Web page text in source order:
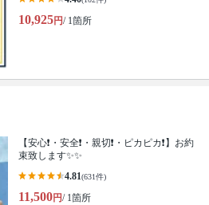
10,925円/ 1箇所
【安心❗️・安全❗️・親切❗️・ピカピカ❗️】お約
束致します✨✨
4.81(631件)
11,500円/ 1箇所